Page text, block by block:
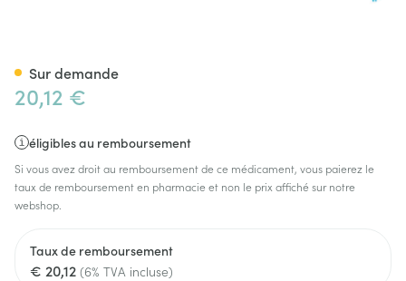
20,12 €
éligibles au remboursement
Si vous avez droit au remboursement de ce médicament, vous paierez le
taux de remboursement en pharmacie et non le prix affiché sur notre
webshop.
Taux de remboursement
€ 20,12 (6% TVA incluse)
Sur demande